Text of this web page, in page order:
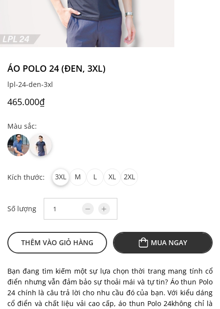
ÁO POLO 24 (ĐEN, 3XL)
lpl-24-den-3xl
465.000₫
Màu sắc:
Kích thước: 3XL M L XL 2XL
Số lượng
THÊM VÀO GIỎ HÀNG MUA NGAY
Bạn đang tìm kiếm một sự lựa chọn thời trang mang tính cổ
điển nhưng vẫn đảm bảo sự thoải mái và tự tin? Áo thun Polo
24 chính là câu trả lời cho nhu cầu đó của bạn. Với kiểu dáng
cổ điển và chất liệu vải cao cấp, áo thun Polo 24không chỉ là